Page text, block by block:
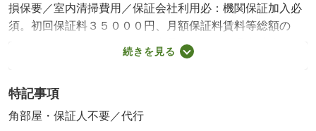
損保要／室内清掃費用／保証会社利用必：機関保証加入必
須。初回保証料３５０００円、月額保証料賃料等総額の
１％＋８００円／月（その他商品あり）／［退去時費用
退去費用実費精算※故意・過失等別途実費］ルームクリー
す。 保証会社：株式会社イントラスト／バストイレ別
／バルコニー／エアコン／クロゼット／フローリング／Ｔ
続きを見る
特記事項
角部屋・保証人不要／代行